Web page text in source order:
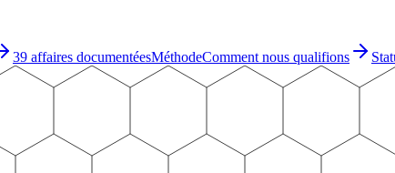
39 affaires documentéesMéthodeComment nous qualifions